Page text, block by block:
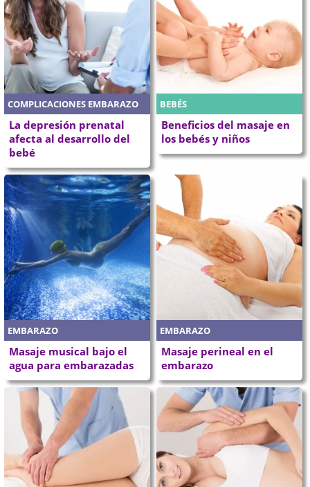
COMPLICACIONES EMBARAZO
La depresión prenatal
afecta al desarrollo del
bebé
BEBÉS
Beneficios del masaje en
los bebés y niños
EMBARAZO
Masaje musical bajo el
agua para embarazadas
EMBARAZO
Masaje perineal en el
embarazo